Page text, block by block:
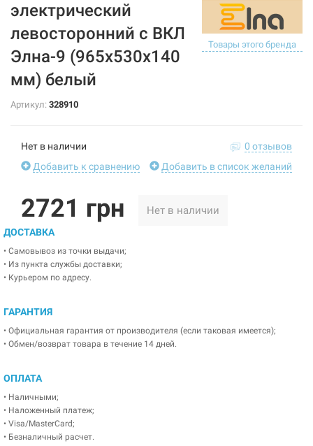
электрический
левосторонний с ВКЛ
Элна-9 (965х530х140
мм) белый
Товары этого бренда
Артикул: 328910
Нет в наличии
0 отзывов
Добавить к сравнению
Добавить в список желаний
2721 грн Нет в наличии
ДОСТАВКА
• Самовывоз из точки выдачи;
• Из пункта службы доставки;
• Курьером по адресу.
ГАРАНТИЯ
• Официальная гарантия от производителя (если таковая имеется);
• Обмен/возврат товара в течение 14 дней.
ОПЛАТА
• Наличными;
• Наложенный платеж;
• Visa/MasterCard;
• Безналичный расчет.